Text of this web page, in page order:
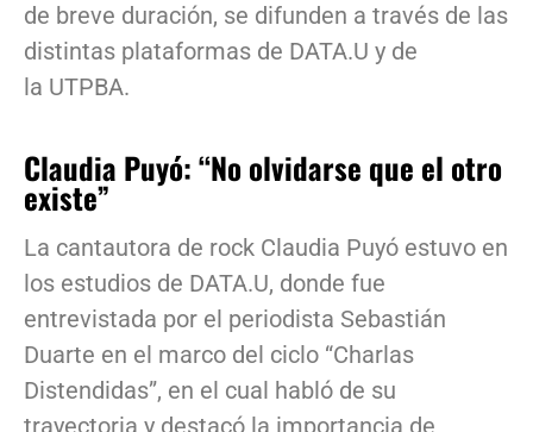
de breve duración, se difunden a través de las
distintas plataformas de DATA.U y de
la UTPBA.
Claudia Puyó: “No olvidarse que el otro
existe”
La cantautora de rock Claudia Puyó estuvo en
los estudios de DATA.U, donde fue
entrevistada por el periodista Sebastián
Duarte en el marco del ciclo “Charlas
Distendidas”, en el cual habló de su
trayectoria y destacó la importancia de